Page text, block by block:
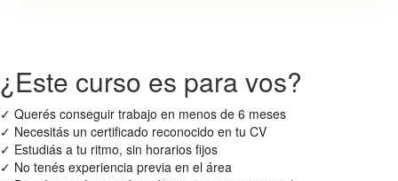
¿Este curso es para vos?
✓ Querés conseguir trabajo en menos de 6 meses
✓ Necesitás un certificado reconocido en tu CV
✓ Estudiás a tu ritmo, sin horarios fijos
✓ No tenés experiencia previa en el área